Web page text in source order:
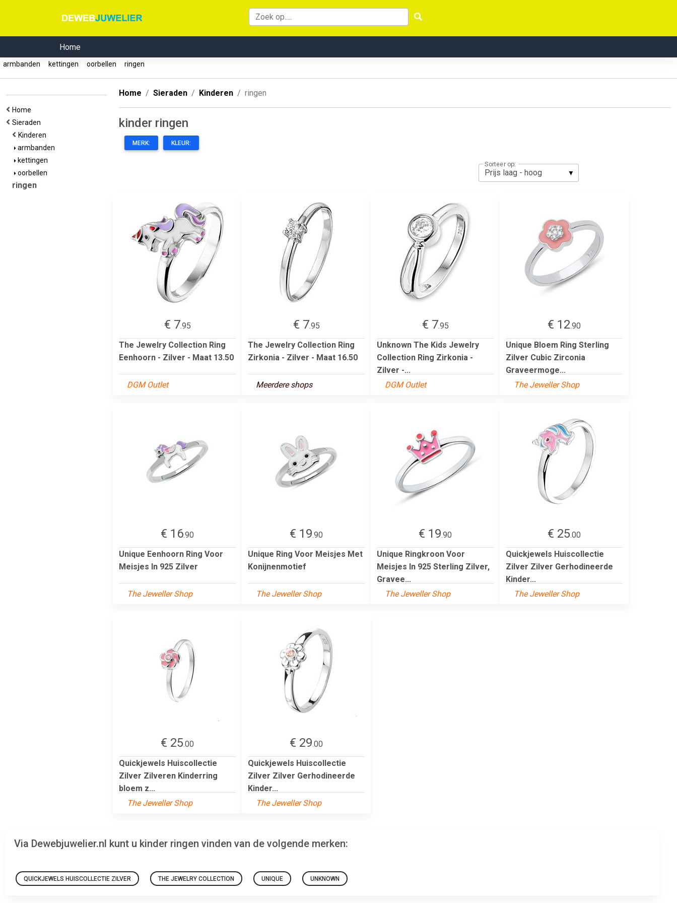
Home
armbanden kettingen oorbellen ringen
Home
Sieraden
Kinderen
armbanden
kettingen
oorbellen
ringen
Home Sieraden Kinderen ringen
kinder ringen
MERK: KLEUR:
Sorteer op:
€ 7.95
The Jewelry Collection Ring
Eenhoorn - Zilver - Maat 13.50
DGM Outlet
€ 7.95
The Jewelry Collection Ring
Zirkonia - Zilver - Maat 16.50
Meerdere shops
€ 7.95
Unknown The Kids Jewelry
Collection Ring Zirkonia -
Zilver -...
DGM Outlet
€ 12.90
Unique Bloem Ring Sterling
Zilver Cubic Zirconia
Graveermoge...
The Jeweller Shop
€ 16.90
Unique Eenhoorn Ring Voor
Meisjes In 925 Zilver
The Jeweller Shop
€ 19.90
Unique Ring Voor Meisjes Met
Konijnenmotief
The Jeweller Shop
€ 19.90
Unique Ringkroon Voor
Meisjes In 925 Sterling Zilver,
Gravee...
The Jeweller Shop
€ 25.00
Quickjewels Huiscollectie
Zilver Zilver Gerhodineerde
Kinder...
The Jeweller Shop
€ 25.00
Quickjewels Huiscollectie
Zilver Zilveren Kinderring
bloem z...
The Jeweller Shop
€ 29.00
Quickjewels Huiscollectie
Zilver Zilver Gerhodineerde
Kinder...
The Jeweller Shop
Via Dewebjuwelier.nl kunt u kinder ringen vinden van de volgende merken:
QUICKJEWELS HUISCOLLECTIE ZILVER THE JEWELRY COLLECTION UNIQUE UNKNOWN